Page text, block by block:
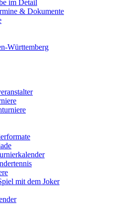
im Detail
& Dokumente
Württemberg
mit dem Joker